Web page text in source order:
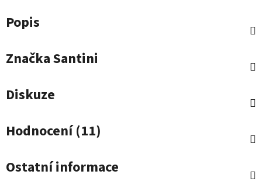
Popis
ZnačkaSantini
Diskuze
Hodnocení (11)
Ostatní informace